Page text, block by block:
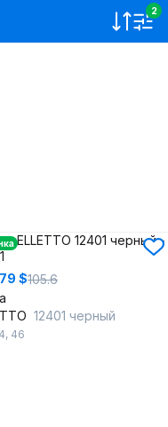
2
$105.6
12401 черный
, 46